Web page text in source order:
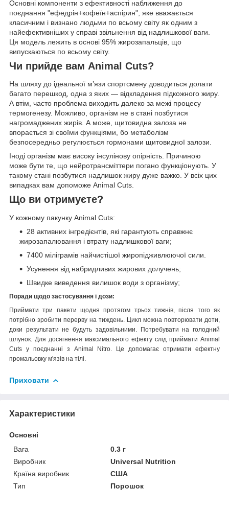
Основні компоненти з ефективності наближення до
поєднання "ефедрін+кофеїн+аспірин", яке вважається
класичним і визнано людьми по всьому світу як одним з
найефективніших у справі звільнення від надлишкової ваги.
Ця модель лежить в основі 95% жирозапальців, що
випускаються по всьому світу.
Чи прийде вам Animal Cuts?
На шляху до ідеальної м’язи спортсмену доводиться долати
багато перешкод, одна з яких — відкладення підкожного жиру.
А втім, часто проблема виходить далеко за межі процесу
термогенезу. Можливо, організм не в стані позбутися
нагромаджених жирів. А може, щитовидна залоза не
впорається зі своїми функціями, бо метаболізм
безпосередньо регулюється гормонами щитовидної залози.
Іноді організм має високу інсулінову опірність. Причиною
може бути те, що нейротрансміттери погано функціонують. У
такому стані позбутися надлишок жиру дуже важко. У всіх цих
випадках вам допоможе Animal Cuts.
Що ви отримуєте?
У кожному пакунку Animal Cuts:
28 активних інгредієнтів, які гарантують справжнє
жирозапалювання і втрату надлишкової ваги;
7400 міліграмів найчистішої жиропідживлюючої сили.
Усунення від набридливих жирових долучень;
Швидке виведення вилишок води з організму;
Поради щодо застосування і дози:
Приймати три пакети щодня протягом трьох тижнів, після того як
потрібно зробити перерву на тиждень. Цикл можна повторювати доти,
доки результати не будуть задовільними. Потребувати на голодний
шлунок. Для досягнення максимального ефекту слід приймати Animal
Cuts у поєднанні з Animal Nitro. Це допомагає отримати ефектну
промальовку м'язів на тілі.
Приховати
Характеристики
Основні
Вага
0.3 г
Виробник
Universal Nutrition
Країна виробник
США
Тип
Порошок